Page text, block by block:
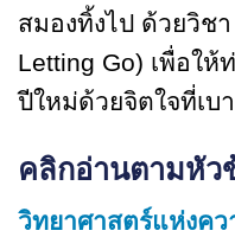
สมองทิ้งไป ด้วยวิชา
Letting Go) เพื่อใ
ปีใหม่ด้วยจิตใจที่เบ
คลิกอ่านตามหัว
วิทยาศาสตร์แห่งคว